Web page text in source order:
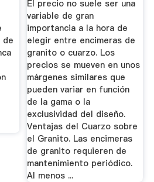
de
El precio no suele ser una
variable de gran
importancia a la hora de
elegir entre encimeras de
granito o cuarzo. Los
precios se mueven en unos
márgenes similares que
pueden variar en función
de la gama o la
exclusividad del diseño.
Ventajas del Cuarzo sobre
el Granito. Las encimeras
de granito requieren de
mantenimiento periódico.
Al menos ...